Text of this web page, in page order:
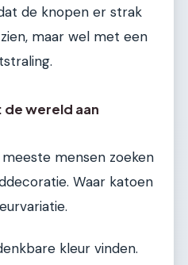
de knopen er strak
maar wel met een
de wereld aan
mensen zoeken
Waar katoen
kleur vinden.